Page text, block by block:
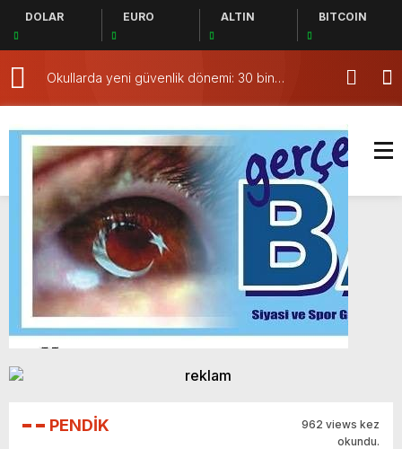
DOLAR EURO ALTIN BITCOIN
Okullarda yeni güvenlik dönemi: 30 bin
personel alınacak
PENDİK
962 views kez
okundu.